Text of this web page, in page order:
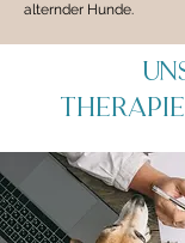
alternder Hunde.